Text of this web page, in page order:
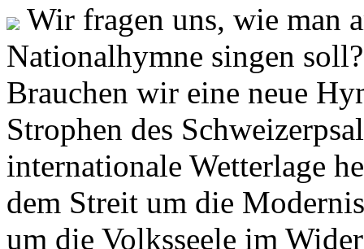
Wir fragen uns, wie man
Nationalhymne singen
Brauchen wir eine neue
Strophen des
internationale Wetterlage
dem Streit um die
um die Volksseele im